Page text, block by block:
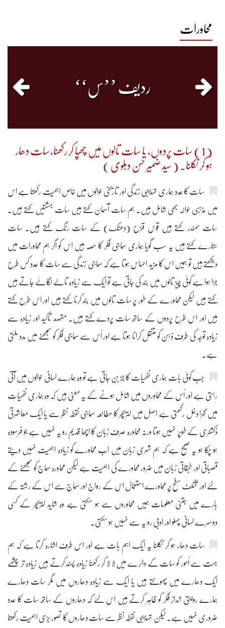
محاورات
ردیف ’’س‘‘
( 1 ) سات پردوں، یا سات تالوں میں چھُپا کر رکھنا،سات دھار
ہو کر نکلنا۔ ( سید ضمیر حسن دہلوی )
سات کا عدد ہماری تہذیبی زندگی اور تاریخی حوالوں میں خاص اہمیت رکھتا ہے اس
میں مذہبی حوالہ بھی شامل ہیں۔ ہم سات آسمان کہتے ہیں سات بہشتیں کہتے ہیں۔
سات سمندر کہتے ہیں قوسِ قزح (دھنک) کے سات رنگ کہتے ہیں۔ سات
ستارے کہتے ہیں یہ سب گویا ہماری سماجی فِکر کا حصہ ہیں اِس کو اگر ہم محاورات میں
دیکھتے ہیں تو ہمیں اس کا مزید احساس ہوتا ہے کہ سماجی زندگی سے سات کا عدد کس طرح
جڑا ہوا ہے کوئی چیز تالوں میں بند کی جاتی ہے تو ایک سے زیادہ تالے لگائے جاتے ہیں
کہتے ہیں لیکن محاورے کے طور پر سات تالوں میں بند کرنا کہتے ہیں اور اس طرح کہتے
ہیں اور اس طرح پردوں کے ساتھ سات پردے کہتے ہیں۔ مقصد تاکید اور زیادہ سے
زیادہ توجہ کی طرف ذہن کو منتقل کرانا ہوتا ہے اور اُس سے سماجی فکر کو سمجھنے میں مدد ملتی
ہے۔
جب کوئی بات ہماری نفسیات کا جُز بن جاتی ہے تو وہ ہمارے لسانی حوالوں میں آتی
رہتی ہے اور اُس کے محاوروں میں شامل ہونے کے یہ معنی ہیں کہ وہ ہماری نفسیات
میں گہرا دخل رکھتی ہے اصل میں لٹریچر کا مطالعہ سماجی نقطہ نظر سے یا ایک معاشرتی
ڈکشنری کے طوپر نہیں ہوتا ورنہ محاورہ صرف زبان کا اچھا قدیم رو یہ نہیں ہے جو فرسودہ
ہو چکا ہو یہ صحیح ہے کہ ہم شہری زبان میں اب محاورے کو زیادہ اہمیت نہیں دیتے
قصباتی اور طبقاتی زبان میں ضرور محاورے کی اہمیت ہے لیکن محاورہ سماج کو سمجھنے کے
لئے اور مختلف سطح پر محاورے استعمال اس کے رواج اور سماج سے اس کے رشتہ کے
بارے میں جتنی معلومات ہمیں محاوروں سے ہو سکتی ہے وہ شاید لٹریچر کے کسی
دوسرے لسانی پہلو اور ادبی رو یہ سے نہیں ہو سکتی۔
سات دھار ہو کر نکلنا یہ ایک اہم بات ہے اور اس طرف اشارہ کرتا ہے کہ ہم
بہت سے اُمور کو سات کے دائرے میں لا لا کر رکھنا زیادہ پسند کرتے ہیں زیادہ تر چشمے
ایک دھارے میں پھوٹتے ہیں یا ایک سے زیادہ دھاروں میں مگر سات دھارے
ہمارے روایتی اندازِ فکر کو ظاہر کرتے ہیں اس لئے کہ دھاروں کے ساتھ سات کا عدد
ضروری نہیں ہے۔ لیکن تہذیبی نقطہ نظر سے سات دھاروں کا تصور بڑی اہمیت رکھتا